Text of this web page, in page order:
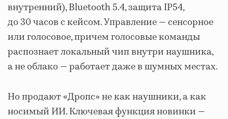
внутренний), Bluetooth 5.4, защита IP54,
до 30 часов с кейсом. Управление — сенсорное
или голосовое, причем голосовые команды
распознает локальный чип внутри наушника,
а не облако — работает даже в шумных местах.
Но продают «Дропс» не как наушники, а как
носимый ИИ. Ключевая функция новинки —